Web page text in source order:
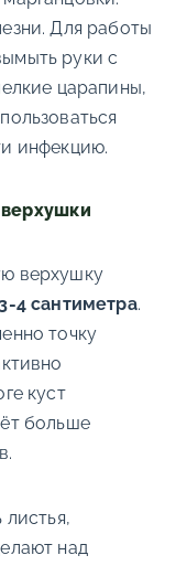
Для работы
руки с
царапины,
инфекцию.
верхушку
4 сантиметра.
точку
куст
больше
листья,
над